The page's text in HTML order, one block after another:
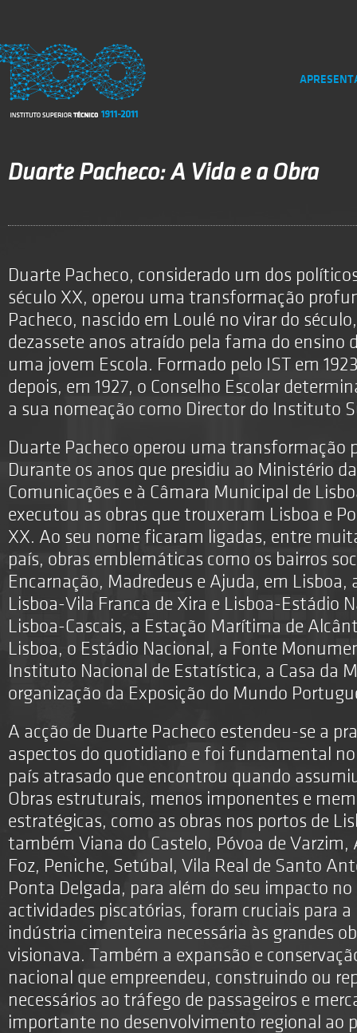
Duarte Pacheco: A Vida e a Obra
Duarte Pacheco, considerado um dos
século XX, operou uma transformação
Pacheco, nascido em Loulé no virar do
dezassete anos atraído pela fama do ensino
uma jovem Escola. Formado pelo IST em
depois, em 1927, o Conselho Escolar
a sua nomeação como Director do Instituto
Duarte Pacheco operou uma transformação
Durante os anos que presidiu ao Ministério
Comunicações e à Câmara Municipal de
executou as obras que trouxeram Lisboa e
XX. Ao seu nome ficaram ligadas, entre
país, obras emblemáticas como os bairros
Encarnação, Madredeus e Ajuda, em
Lisboa-Vila Franca de Xira e Lisboa-Estádio
Lisboa-Cascais, a Estação Marítima de
Lisboa, o Estádio Nacional, a Fonte
Instituto Nacional de Estatística, a Casa da
organização da Exposição do Mundo
A acção de Duarte Pacheco estendeu-se a
aspectos do quotidiano e foi fundamental
país atrasado que encontrou quando
Obras estruturais, menos imponentes e
estratégicas, como as obras nos portos de
também Viana do Castelo, Póvoa de Varzim,
Foz, Peniche, Setúbal, Vila Real de Santo
Ponta Delgada, para além do seu impacto no
actividades piscatórias, foram cruciais para
indústria cimenteira necessária às grandes
visionava. Também a expansão e
nacional que empreendeu, construindo ou
necessários ao tráfego de passageiros e
importante no desenvolvimento regional ao